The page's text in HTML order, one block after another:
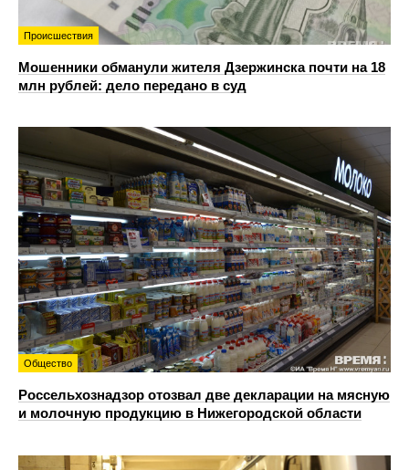
Происшествия
Мошенники обманули жителя Дзержинска почти на 18
млн рублей: дело передано в суд
Общество
Россельхознадзор отозвал две декларации на мясную
и молочную продукцию в Нижегородской области